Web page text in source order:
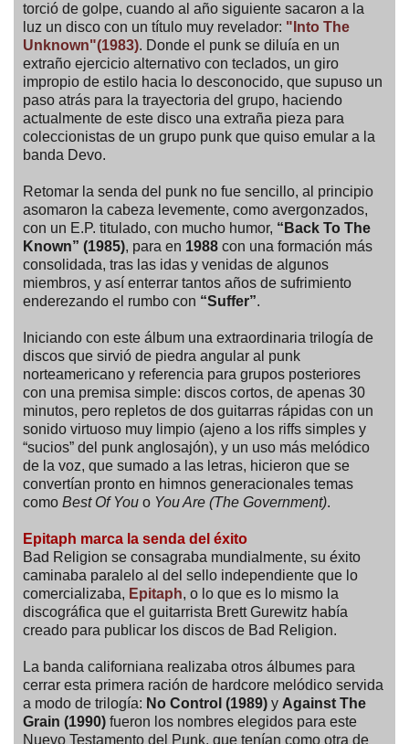
torció de golpe, cuando al año siguiente sacaron a la
luz un disco con un título muy revelador: "Into The
Unknown"(1983). Donde el punk se diluía en un
extraño ejercicio alternativo con teclados, un giro
impropio de estilo hacia lo desconocido, que supuso un
paso atrás para la trayectoria del grupo, haciendo
actualmente de este disco una extraña pieza para
coleccionistas de un grupo punk que quiso emular a la
banda Devo.
Retomar la senda del punk no fue sencillo, al principio
asomaron la cabeza levemente, como avergonzados,
con un E.P. titulado, con mucho humor, “Back To The
Known” (1985), para en 1988 con una formación más
consolidada, tras las idas y venidas de algunos
miembros, y así enterrar tantos años de sufrimiento
enderezando el rumbo con “Suffer”.
Iniciando con este álbum una extraordinaria trilogía de
discos que sirvió de piedra angular al punk
norteamericano y referencia para grupos posteriores
con una premisa simple: discos cortos, de apenas 30
minutos, pero repletos de dos guitarras rápidas con un
sonido virtuoso muy limpio (ajeno a los riffs simples y
“sucios” del punk anglosajón), y un uso más melódico
de la voz, que sumado a las letras, hicieron que se
convertían pronto en himnos generacionales temas
como Best Of You o You Are (The Government).
Epitaph marca la senda del éxito
Bad Religion se consagraba mundialmente, su éxito
caminaba paralelo al del sello independiente que lo
comercializaba, Epitaph, o lo que es lo mismo la
discográfica que el guitarrista Brett Gurewitz había
creado para publicar los discos de Bad Religion.
La banda californiana realizaba otros álbumes para
cerrar esta primera ración de hardcore melódico servida
a modo de trilogía: No Control (1989) y Against The
Grain (1990) fueron los nombres elegidos para este
Nuevo Testamento del Punk, que tenían como otra de